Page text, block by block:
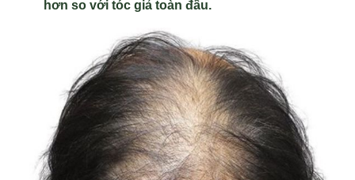
hơn so với tóc giả toàn đầu.